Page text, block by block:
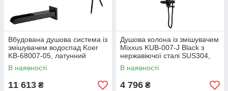
Вбудована душова система із
змішувачем водоспад Koer
KB-68007-05, латунний
корпус, чорний колір,
картридж 35 мм, каскадний
В наявності
11 613 ₴
Душова колона із змішувачем
Mixxus KUB-007-J Black з
нержавіючої сталі SUS304,
150 см шланг, поворотний
вилів, 70-135 см висота, Н
В наявності
4 796 ₴